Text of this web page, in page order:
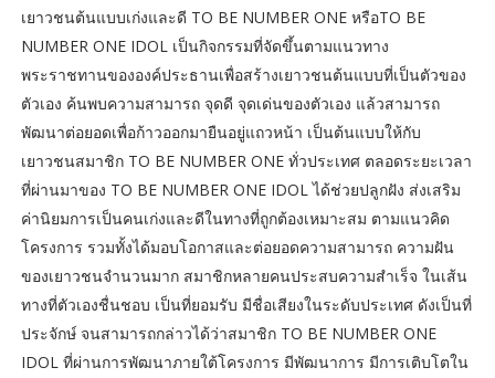
เยาวชนต้นแบบเก่งและดี TO BE NUMBER ONE หรือTO BE
NUMBER ONE IDOL เป็นกิจกรรมที่จัดขึ้นตามแนวทาง
พระราชทานขององค์ประธานเพื่อสร้างเยาวชนต้นแบบที่เป็นตัวของ
ตัวเอง ค้นพบความสามารถ จุดดี จุดเด่นของตัวเอง แล้วสามารถ
พัฒนาต่อยอดเพื่อก้าวออกมายืนอยู่แถวหน้า เป็นต้นแบบให้กับ
เยาวชนสมาชิก TO BE NUMBER ONE ทั่วประเทศ ตลอดระยะเวลา
ที่ผ่านมาของ TO BE NUMBER ONE IDOL ได้ช่วยปลูกฝัง ส่งเสริม
ค่านิยมการเป็นคนเก่งและดีในทางที่ถูกต้องเหมาะสม ตามแนวคิด
โครงการ รวมทั้งได้มอบโอกาสและต่อยอดความสามารถ ความฝัน
ของเยาวชนจำนวนมาก สมาชิกหลายคนประสบความสำเร็จ ในเส้น
ทางที่ตัวเองชื่นชอบ เป็นที่ยอมรับ มีชื่อเสียงในระดับประเทศ ดังเป็นที่
ประจักษ์ จนสามารถกล่าวได้ว่าสมาชิก TO BE NUMBER ONE
IDOL ที่ผ่านการพัฒนาภายใต้โครงการ มีพัฒนาการ มีการเติบโตใน